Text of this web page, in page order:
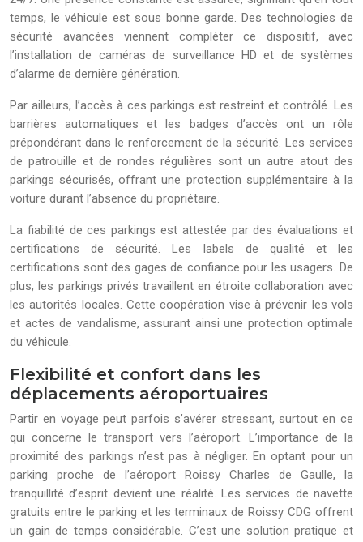
temps, le véhicule est sous bonne garde. Des technologies de
sécurité avancées viennent compléter ce dispositif, avec
l’installation de caméras de surveillance HD et de systèmes
d’alarme de dernière génération.
Par ailleurs, l’accès à ces parkings est restreint et contrôlé. Les
barrières automatiques et les badges d’accès ont un rôle
prépondérant dans le renforcement de la sécurité. Les services
de patrouille et de rondes régulières sont un autre atout des
parkings sécurisés, offrant une protection supplémentaire à la
voiture durant l’absence du propriétaire.
La fiabilité de ces parkings est attestée par des évaluations et
certifications de sécurité. Les labels de qualité et les
certifications sont des gages de confiance pour les usagers. De
plus, les parkings privés travaillent en étroite collaboration avec
les autorités locales. Cette coopération vise à prévenir les vols
et actes de vandalisme, assurant ainsi une protection optimale
du véhicule.
Flexibilité et confort dans les
déplacements aéroportuaires
Partir en voyage peut parfois s’avérer stressant, surtout en ce
qui concerne le transport vers l’aéroport. L’importance de la
proximité des parkings n’est pas à négliger. En optant pour un
parking proche de l’aéroport Roissy Charles de Gaulle, la
tranquillité d’esprit devient une réalité. Les services de navette
gratuits entre le parking et les terminaux de Roissy CDG offrent
un gain de temps considérable. C’est une solution pratique et